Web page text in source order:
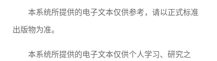
本系统所提供的电子文本仅供参考，请以正式标准
出版物为准。
本系统所提供的电子文本仅供个人学习、研究之